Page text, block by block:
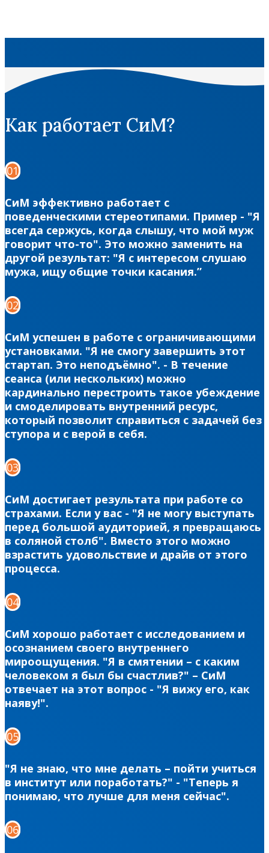
Как работает СиМ?
01
СиМ эффективно работает с
поведенческими стереотипами. Пример - "Я
всегда сержусь, когда слышу, что мой муж
говорит что-то". Это можно заменить на
другой результат: "Я с интересом слушаю
мужа, ищу общие точки касания.”
02
СиМ успешен в работе с ограничивающими
установками. "Я не смогу завершить этот
стартап. Это неподъёмно". - В течение
сеанса (или нескольких) можно
кардинально перестроить такое убеждение
и смоделировать внутренний ресурс,
который позволит справиться с задачей без
ступора и с верой в себя.
03
СиМ достигает результата при работе со
страхами. Если у вас - "Я не могу выступать
перед большой аудиторией, я превращаюсь
в соляной столб". Вместо этого можно
взрастить удовольствие и драйв от этого
процесса.
04
СиМ хорошо работает с исследованием и
осознанием своего внутреннего
мироощущения. "Я в смятении – с каким
человеком я был бы счастлив?" – СиМ
отвечает на этот вопрос - "Я вижу его, как
наяву!".
05
"Я не знаю, что мне делать – пойти учиться
в институт или поработать?" - "Теперь я
понимаю, что лучше для меня сейчас".
06